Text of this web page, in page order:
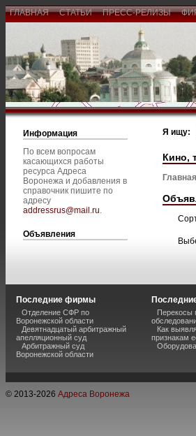
ГЛАВНАЯ СТАТЬИ ПРЕСС-РЕЛИЗЫ
Информация
По всем вопросам
касающихся работы
ресурса Адреса
Воронежа и добавления в
справочник пишите по
адресу
addressrus@mail.ru.
Объявления
Я ищу:
Кино,
Последние фирмы
Отделение СФР по
Воронежской области
Девятнадцатый арбитражный
апелляционный суд
Арбитражный суд
Воронежской области
Перекосы
Как
признакам
© 2013-2026 Адреса Воронежа